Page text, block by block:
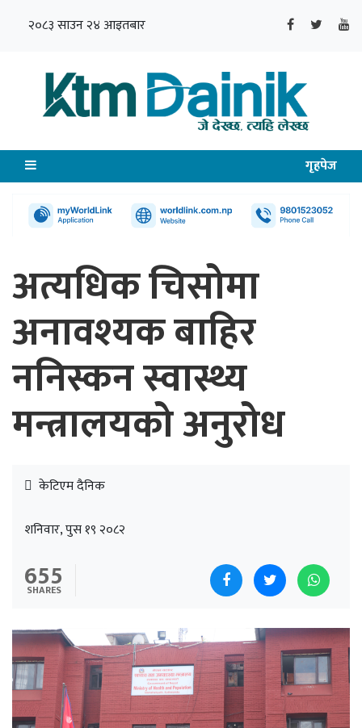
२०८३ साउन २४ आइतबार
गृहपेज
अत्यधिक चिसोमा
अनावश्यक बाहिर
ननिस्कन स्वास्थ्य
मन्त्रालयको अनुरोध
केटिएम दैनिक
शनिवार, पुस १९ २०८२
655
SHARES